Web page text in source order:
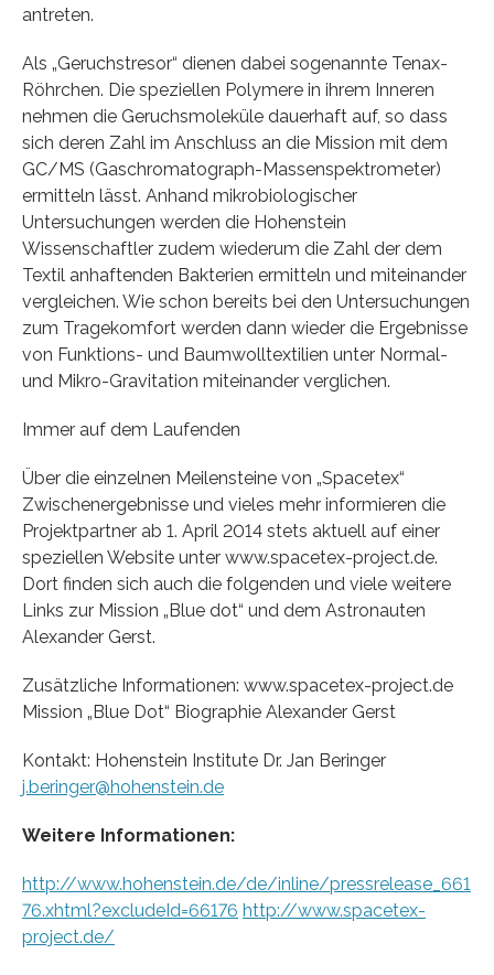
antreten.
Als „Geruchstresor“ dienen dabei sogenannte Tenax-
Röhrchen. Die speziellen Polymere in ihrem Inneren
nehmen die Geruchsmoleküle dauerhaft auf, so dass
sich deren Zahl im Anschluss an die Mission mit dem
GC/MS (Gaschromatograph-Massenspektrometer)
ermitteln lässt. Anhand mikrobiologischer
Untersuchungen werden die Hohenstein
Wissenschaftler zudem wiederum die Zahl der dem
Textil anhaftenden Bakterien ermitteln und miteinander
vergleichen. Wie schon bereits bei den Untersuchungen
zum Tragekomfort werden dann wieder die Ergebnisse
von Funktions- und Baumwolltextilien unter Normal-
und Mikro-Gravitation miteinander verglichen.
Immer auf dem Laufenden
Über die einzelnen Meilensteine von „Spacetex“
Zwischenergebnisse und vieles mehr informieren die
Projektpartner ab 1. April 2014 stets aktuell auf einer
speziellen Website unter www.spacetex-project.de.
Dort finden sich auch die folgenden und viele weitere
Links zur Mission „Blue dot“ und dem Astronauten
Alexander Gerst.
Zusätzliche Informationen: www.spacetex-project.de
Mission „Blue Dot“ Biographie Alexander Gerst
Kontakt: Hohenstein Institute Dr. Jan Beringer
j.beringer@hohenstein.de
Weitere Informationen:
http://www.hohenstein.de/de/inline/pressrelease_661
76.xhtml?excludeId=66176 http://www.spacetex-
project.de/